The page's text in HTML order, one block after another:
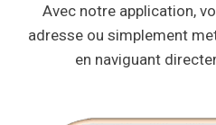
Avec notre application,
adresse ou simplement
en naviguant